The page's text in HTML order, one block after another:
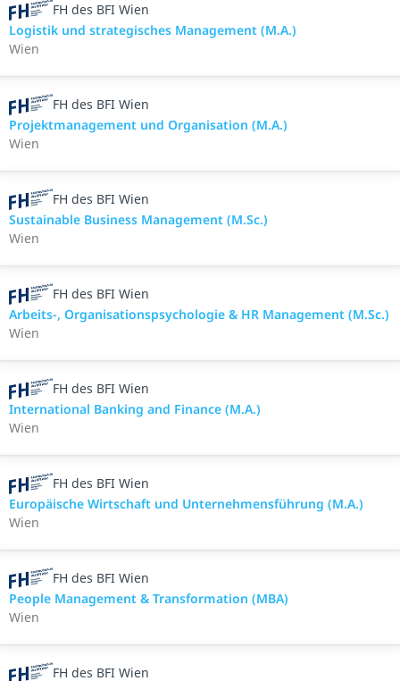
FH des BFI Wien
Logistik und strategisches Management (M.A.)
Wien
FH des BFI Wien
Projektmanagement und Organisation (M.A.)
Wien
FH des BFI Wien
Sustainable Business Management (M.Sc.)
Wien
FH des BFI Wien
Arbeits-, Organisationspsychologie & HR Management (M.Sc.)
Wien
FH des BFI Wien
International Banking and Finance (M.A.)
Wien
FH des BFI Wien
Europäische Wirtschaft und Unternehmensführung (M.A.)
Wien
FH des BFI Wien
People Management & Transformation (MBA)
Wien
FH des BFI Wien